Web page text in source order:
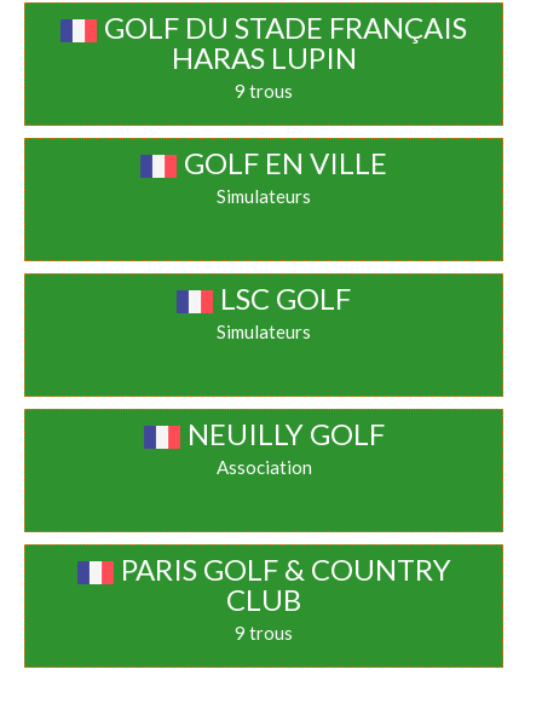
GOLF DU STADE FRANÇAIS
HARAS LUPIN
9 trous
GOLF EN VILLE
Simulateurs
LSC GOLF
Simulateurs
NEUILLY GOLF
Association
PARIS GOLF & COUNTRY
CLUB
9 trous